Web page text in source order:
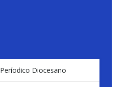
Períodico Diocesano